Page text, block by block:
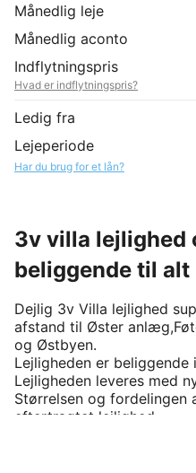
Månedlig leje
Månedlig aconto
Indflytningspris
Hvad er indflytningspris?
Ledig fra
Lejeperiode
Har du brug for et lån?
3v villa lejlighed
beliggende til alt
Dejlig 3v Villa lejlighed
afstand til Øster
og Østbyen.
Lejligheden er
Lejligheden leveres med
Størrelsen og fordelingen
eftertragtet lejlighed